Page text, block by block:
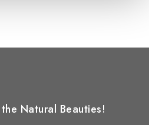
Natural Beauties!